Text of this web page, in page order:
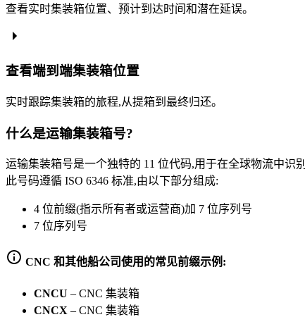
查看实时集装箱位置、预计到达时间和潜在延误。
查看端到端集装箱位置
实时跟踪集装箱的旅程,从提箱到最终归还。
什么是运输集装箱号?
运输集装箱号是一个独特的 11 位代码,用于在全球物流中识
此号码遵循 ISO 6346 标准,由以下部分组成:
4 位前缀(指示所有者或运营商)加 7 位序列号
7 位序列号
CNC 和其他船公司使用的常见前缀示例:
CNCU – CNC 集装箱
CNCX – CNC 集装箱